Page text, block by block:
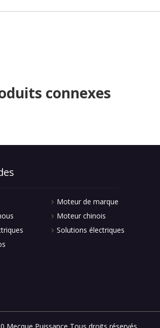
connexes
Moteur de marque
Moteur chinois
Solutions électriques